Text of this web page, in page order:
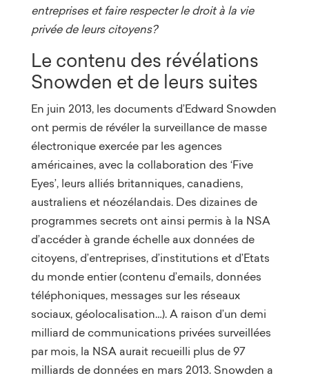
entreprises et faire respecter le droit à la vie
privée de leurs citoyens?
Le contenu des révélations
Snowden et de leurs suites
En juin 2013, les documents d’Edward Snowden
ont permis de révéler la surveillance de masse
électronique exercée par les agences
américaines, avec la collaboration des ‘Five
Eyes’, leurs alliés britanniques, canadiens,
australiens et néozélandais. Des dizaines de
programmes secrets ont ainsi permis à la NSA
d’accéder à grande échelle aux données de
citoyens, d’entreprises, d’institutions et d’Etats
du monde entier (contenu d’emails, données
téléphoniques, messages sur les réseaux
sociaux, géolocalisation…). A raison d’un demi
milliard de communications privées surveillées
par mois, la NSA aurait recueilli plus de 97
milliards de données en mars 2013. Snowden a